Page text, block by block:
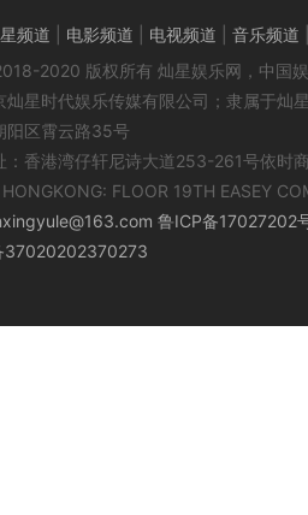
频道 电影频道 电视频道 音乐频道
2020 版权所有 灿星娱乐网，中国
灿星时代娱乐传媒有限公司；隶属于灿
阳区霄云路35号
：香港湾仔轩尼诗大道253-261号依时
HONGKONG: FLOOR 19TH EASEY
鲁ICP备17027202
37020202370273